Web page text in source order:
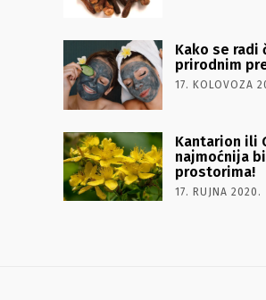
Kako se radi
prirodnim
17. KOLOVOZA
Kantarion ili
najmoćnija
prostorima!
17. RUJNA 2020.